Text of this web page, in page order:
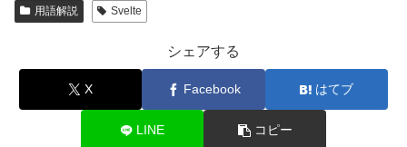
用語解説 Svelte
シェアする
X Facebook はてブ
LINE コピー